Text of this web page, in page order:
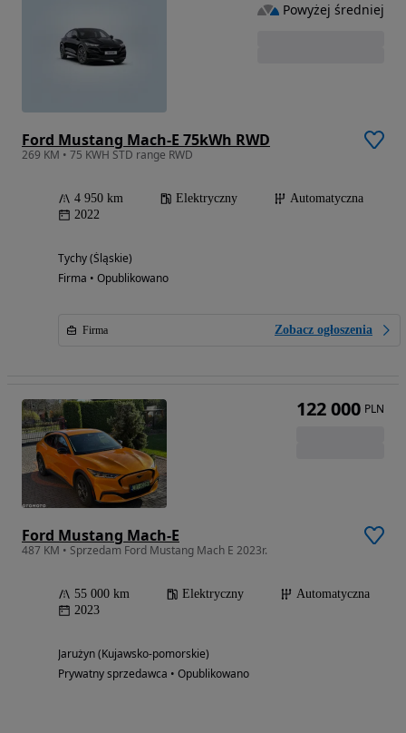
Ford Mustang Mach-E 75kWh RWD
269 KM • 75 KWH STD range RWD
4 950 km Elektryczny
Automatyczna
2022
Tychy (Śląskie)
Firma • Opublikowano
Firma Zobacz ogłoszenia
Powyżej średniej
Ford Mustang Mach-E
487 KM • Sprzedam Ford Mustang Mach E 2023r.
55 000 km Elektryczny
Automatyczna
2023
Jarużyn (Kujawsko-pomorskie)
Prywatny sprzedawca • Opublikowano
122 000 PLN